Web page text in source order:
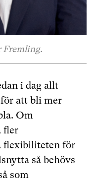
Fremling.
i dag allt
att bli mer
Om
fler
flexibiliteten för
så behövs
som